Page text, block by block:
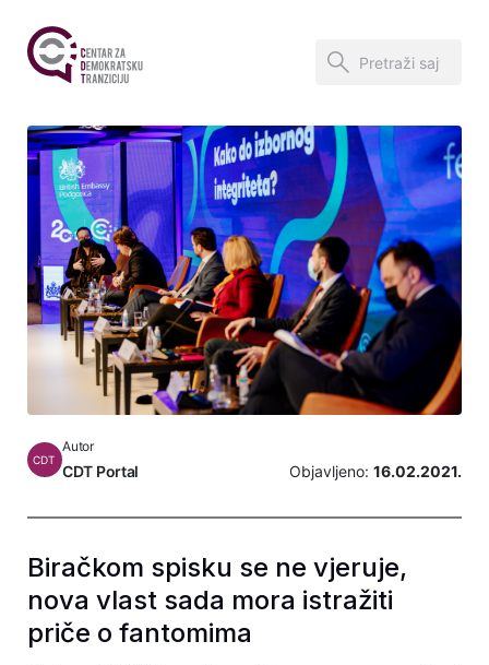
CDT
Autor
CDT Portal Objavljeno: 16.02.2021.
Biračkom spisku se ne vjeruje,
nova vlast sada mora istražiti
priče o fantomima